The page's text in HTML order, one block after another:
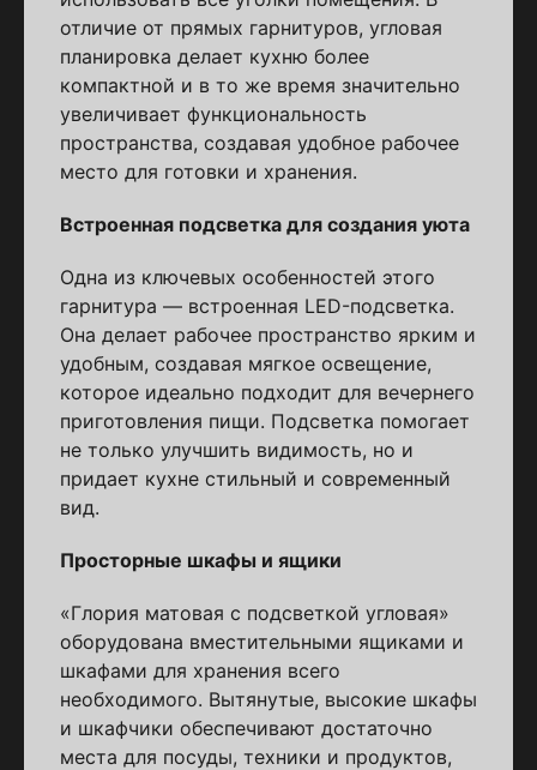
отличие от прямых гарнитуров, угловая
планировка делает кухню более
компактной и в то же время значительно
увеличивает функциональность
пространства, создавая удобное рабочее
место для готовки и хранения.
Встроенная подсветка для создания уюта
Одна из ключевых особенностей этого
гарнитура — встроенная LED-подсветка.
Она делает рабочее пространство ярким и
удобным, создавая мягкое освещение,
которое идеально подходит для вечернего
приготовления пищи. Подсветка помогает
не только улучшить видимость, но и
придает кухне стильный и современный
вид.
Просторные шкафы и ящики
«Глория матовая с подсветкой угловая»
оборудована вместительными ящиками и
шкафами для хранения всего
необходимого. Вытянутые, высокие шкафы
и шкафчики обеспечивают достаточно
места для посуды, техники и продуктов,